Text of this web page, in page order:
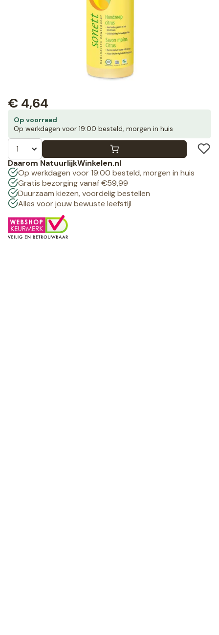
Op voorraad
Op werkdagen voor 19:00 besteld, morgen in huis
€ 4,64
Daarom NatuurlijkWinkelen.nl
Op werkdagen voor 19:00 besteld, morgen in huis
Gratis bezorging vanaf €59,99
Duurzaam kiezen, voordelig bestellen
Alles voor jouw bewuste leefstijl